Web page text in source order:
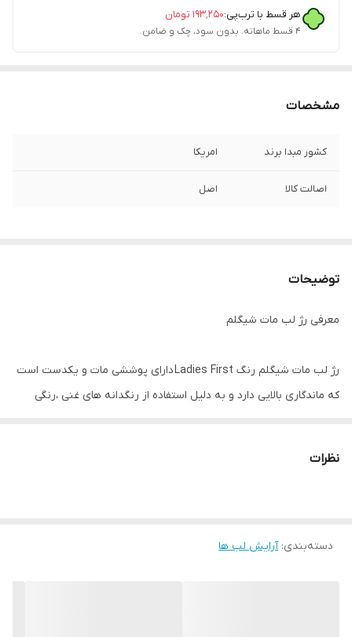
هر قسط با ترب‌پی:۱۹۳٬۲۵۰ تومان
۴ قسط ماهانه. بدون سود، چک و ضامن.
مشخصات
کشور مبدا برند امریکا
اصالت کالا اصل
توضیحات
معرفی رژ لب مات شیگلم
رژ لب مات شیگلم رنگ Ladies First دارای پوششی مات و یکدست است
که ماندگاری بالایی دارد و به دلیل استفاده از رنگدانه های غنی ،رنگی
و هیچ گونه مواد نگهدارنده شیمیایی در ترکیبات خود نداشته و آسیبی
نظرات
دسته‌بندی:آرایش لب ها